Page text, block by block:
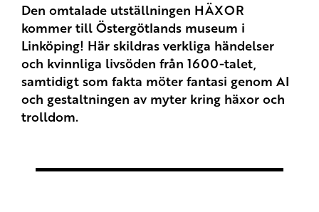
Den omtalade utställningen HÄXOR
kommer till Östergötlands museum i
Linköping! Här skildras verkliga händelser
och kvinnliga livsöden från 1600-talet,
samtidigt som fakta möter fantasi genom AI
och gestaltningen av myter kring häxor och
trolldom.